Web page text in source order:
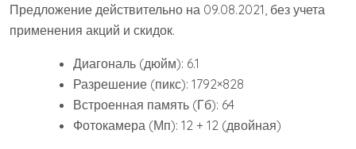
Предложение действительно на 09.08.2021, без учета
применения акций и скидок.
Диагональ (дюйм): 6.1
Разрешение (пикс): 1792×828
Встроенная память (Гб): 64
Фотокамера (Мп): 12 + 12 (двойная)